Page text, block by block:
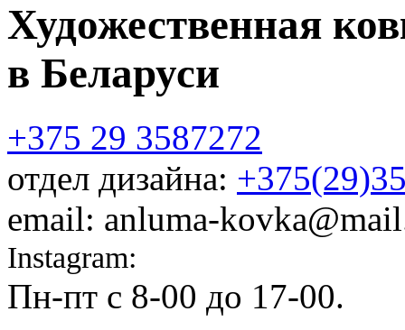
Художественная
в Беларуси
+375 29 3587272
отдел дизайна:
email: anluma-
Instagram:
Пн-пт c 8-00 до 17-00.